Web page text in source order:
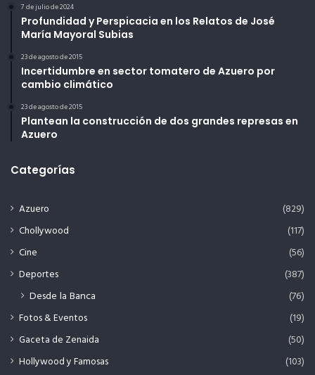
7 de julio de 2024
Profundidad y Perspicacia en los Relatos de José
María Mayoral Subias
23 de agosto de 2015
Incertidumbre en sector tomatero de Azuero por
cambio climático
23 de agosto de 2015
Plantean la construcción de dos grandes represas en
Azuero
Categorías
Azuero
(829)
Chollywood
(117)
Cine
(56)
Deportes
(387)
Desde la Banca (76)
Fotos & Eventos
(19)
Gaceta de Zenaida
(50)
Hollywood y Famosas
(103)